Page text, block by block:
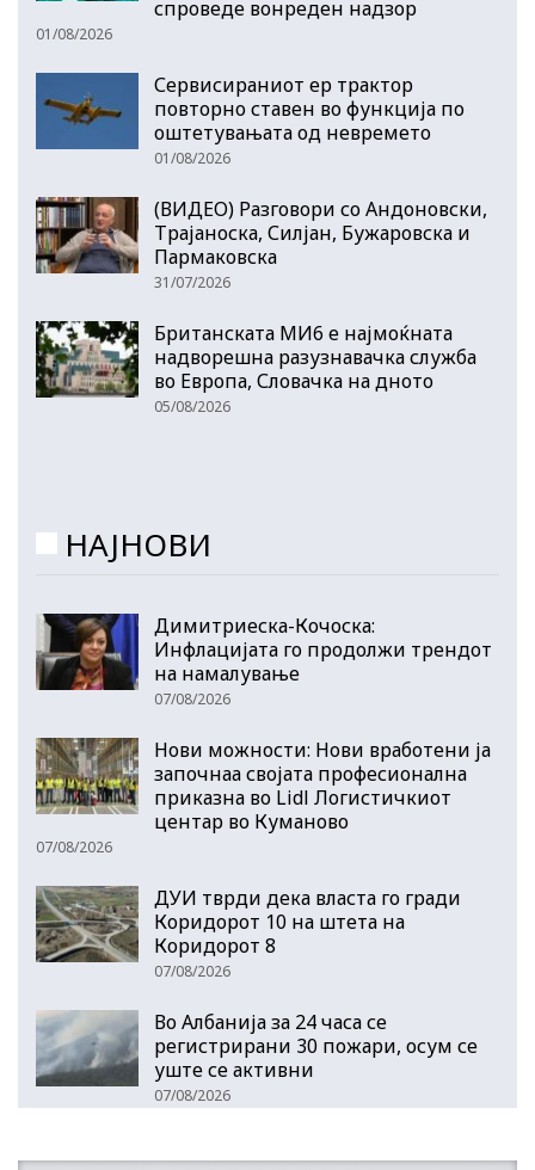
спроведе вонреден надзор
01/08/2026
Сервисираниот ер трактор
повторно ставен во функција по
оштетувањата од невремето
01/08/2026
(ВИДЕО) Разговори со Андоновски,
Трајаноска, Силјан, Бужаровска и
Пармаковска
31/07/2026
Британската МИ6 е најмоќната
надворешна разузнавачка служба
во Европа, Словачка на дното
05/08/2026
НАЈНОВИ
Димитриеска-Кочоска:
Инфлацијата го продолжи трендот
на намалување
07/08/2026
Нови можности: Нови вработени ја
започнаа својата професионална
приказна во Lidl Логистичкиот
центар во Куманово
07/08/2026
ДУИ тврди дека власта го гради
Коридорот 10 на штета на
Коридорот 8
07/08/2026
Во Албанија за 24 часа се
регистрирани 30 пожари, осум се
уште се активни
07/08/2026